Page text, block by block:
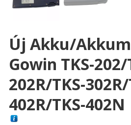
Új Akku/
Gowin TKS-202/
202R/TKS-302R/
402R/TKS-402N